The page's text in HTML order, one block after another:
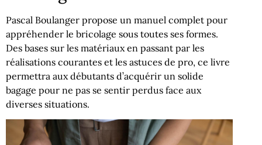
Pascal Boulanger propose un manuel complet pour
appréhender le bricolage sous toutes ses formes.
Des bases sur les matériaux en passant par les
réalisations courantes et les astuces de pro, ce livre
permettra aux débutants d’acquérir un solide
bagage pour ne pas se sentir perdus face aux
diverses situations.